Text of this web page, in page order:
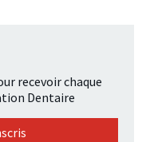
recevoir chaque
Dentaire